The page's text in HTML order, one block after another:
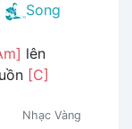
Song
lên
[C]
Nhạc Vàng